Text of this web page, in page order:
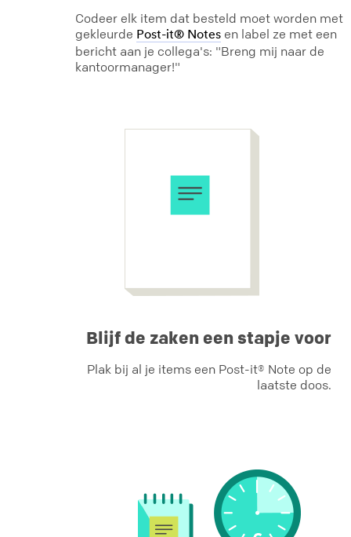
Codeer elk item dat besteld moet worden met
gekleurde Post-it® Notes en label ze met een
bericht aan je collega's: "Breng mij naar de
kantoormanager!"
Blijf de zaken een stapje voor
Plak bij al je items een Post-it® Note op de
laatste doos.